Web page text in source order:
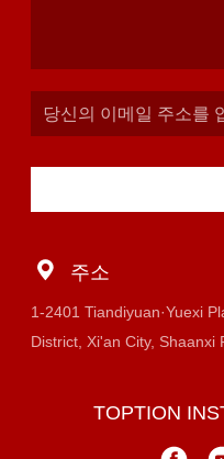
주소
1-2401 Tiandiyuan·Yuexi
District, Xi'an City, Shaanxi
TOPTION